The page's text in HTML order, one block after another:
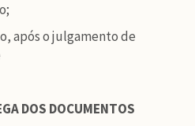
após o julgamento de
DOS DOCUMENTOS